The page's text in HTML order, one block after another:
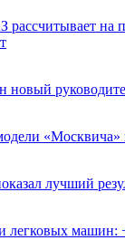
рассчитывает на
новый
«Москвича»
лучший
легковых машин: